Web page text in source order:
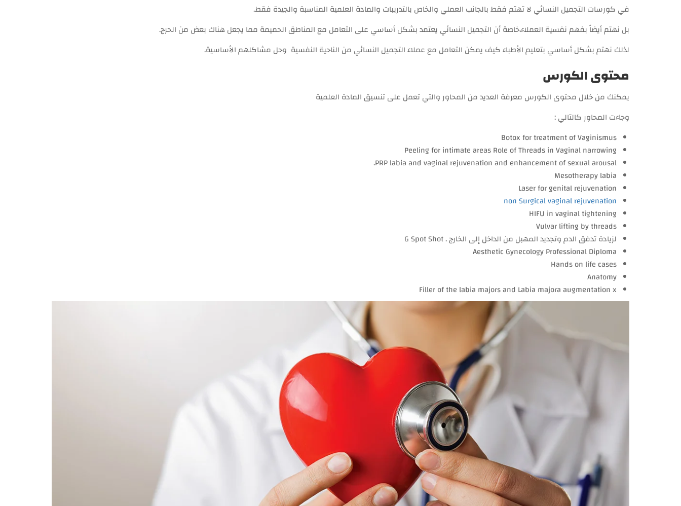
في كورسات التجميل النسائي لا تهتم فقط بالجانب العملي والخاص بالتدريبات والمادة العلمية المناسبة والجيدة فقط.
بل نهتم أيضاً بفهم نفسية العملاء،خاصة أن التجميل النسائي يعتمد بشكل أساسي على التعامل مع المناطق الحميمة مما يجعل هناك بعض من الحرج.
لذلك نهتم بشكل أساسي بتعليم الأطباء كيف يمكن التعامل مع عملاء التجميل النسائي من الناحية النفسية وحل مشاكلهم الأساسية.
محتوى الكورس
يمكنك من خلال محتوى الكورس معرفة العديد من المحاور والتي تعمل على تنسيق المادة العلمية
وجاءت المحاور كالتالي :
Botox for treatment of Vaginismus
Peeling for intimate areas Role of Threads in Vaginal narrowing
PRP labia and vaginal rejuvenation and enhancement of sexual arousal.
Mesotherapy labia
Laser for genital rejuvenation
non Surgical vaginal rejuvenation
HIFU in vaginal tightening
Vulvar lifting by threads
لزيادة تدفق الدم وتجديد المهبل من الداخل إلى الخارج . G Spot Shot
Aesthetic Gynecology Professional Diploma
Hands on life cases
Anatomy
Filler of the labia majors and Labia majora augmentation x